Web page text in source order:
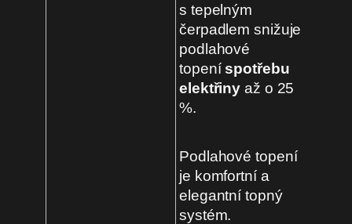
s tepelným
čerpadlem snižuje
podlahové
topeníspotřebu
elektřiny až o 25
%.
Podlahové topení
je komfortní a
elegantní topný
systém.